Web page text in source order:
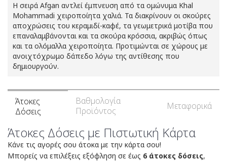
Η σειρά Afgan αντλεί έμπνευση από τα ομώνυμα Khal
Mohammadi χειροποίητα χαλιά. Τα διακρίνουν οι σκούρες
αποχρώσεις του κεραμιδί-καφέ, τα γεωμετρικά μοτίβα που
επαναλαμβάνονται και τα σκούρα κρόσσια, ακριβώς όπως
και τα ολόμαλλα χειροποίητα. Προτιμώνται σε χώρους με
ανοιχτόχρωμο δάπεδο λόγω της αντίθεσης που
δημιουργούν.
Άτοκες
Δόσεις
Βαθμολογία
Προϊόντος
Μεταφορικά
Άτοκες Δόσεις με Πιστωτική Κάρτα
Κάνε τις αγορές σου άτοκα με την κάρτα σου!
Μπορείς να επιλέξεις εξόφληση σε έως 6 άτοκες δόσεις,